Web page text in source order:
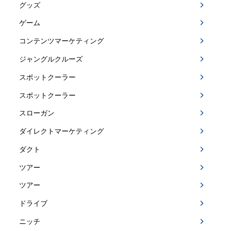
グッズ
ゲーム
コンテンツマーケティング
ジャングルクルーズ
スポットクーラー
スポットクーラー
スローガン
ダイレクトマーケティング
ダクト
ツアー
ツアー
ドライブ
ニッチ